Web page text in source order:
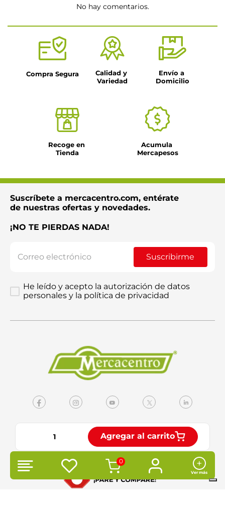
0
Agregar al carrito
No hay comentarios.
Compra Segura
Calidad y
Variedad
Envío a
Domicilio
Recoge en
Tienda
Acumula
Mercapesos
Suscríbete a mercacentro.com, entérate
de nuestras ofertas y novedades.
¡NO TE PIERDAS NADA!
Suscribirme
He leído y acepto la autorización de datos
personales y la política de privacidad